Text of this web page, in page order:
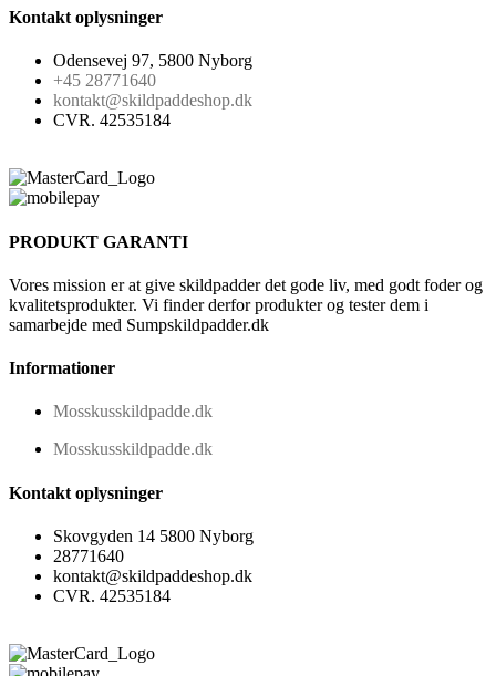
Kontakt oplysninger
Odensevej 97, 5800 Nyborg
+45 28771640
kontakt@skildpaddeshop.dk
CVR. 42535184
PRODUKT GARANTI
Vores mission er at give skildpadder det gode liv, med godt foder og
kvalitetsprodukter. Vi finder derfor produkter og tester dem i
samarbejde med Sumpskildpadder.dk
Informationer
Mosskusskildpadde.dk
Mosskusskildpadde.dk
Kontakt oplysninger
Skovgyden 14 5800 Nyborg
28771640
kontakt@skildpaddeshop.dk
CVR. 42535184